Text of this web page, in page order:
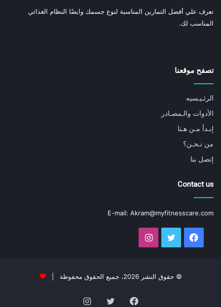
تعرف علي أفضل التمارين المناسبة لنوع جسمك وايضًا النظام الغذائي
المناسب لك.
تصفح موقعنا
الرئـيـسيه
الأدوات والـمصـادر
إبـدأ مـن هـنا
من نـحـن؟
إتصل بنا
Contact us
E-mail: Akram@myfitnesscare.com
فيسبوك تويتر انستقرام
© حقوق النشر 2026، جميع الحقوق محفوظة |
فيسبوك تويتر انستقرام